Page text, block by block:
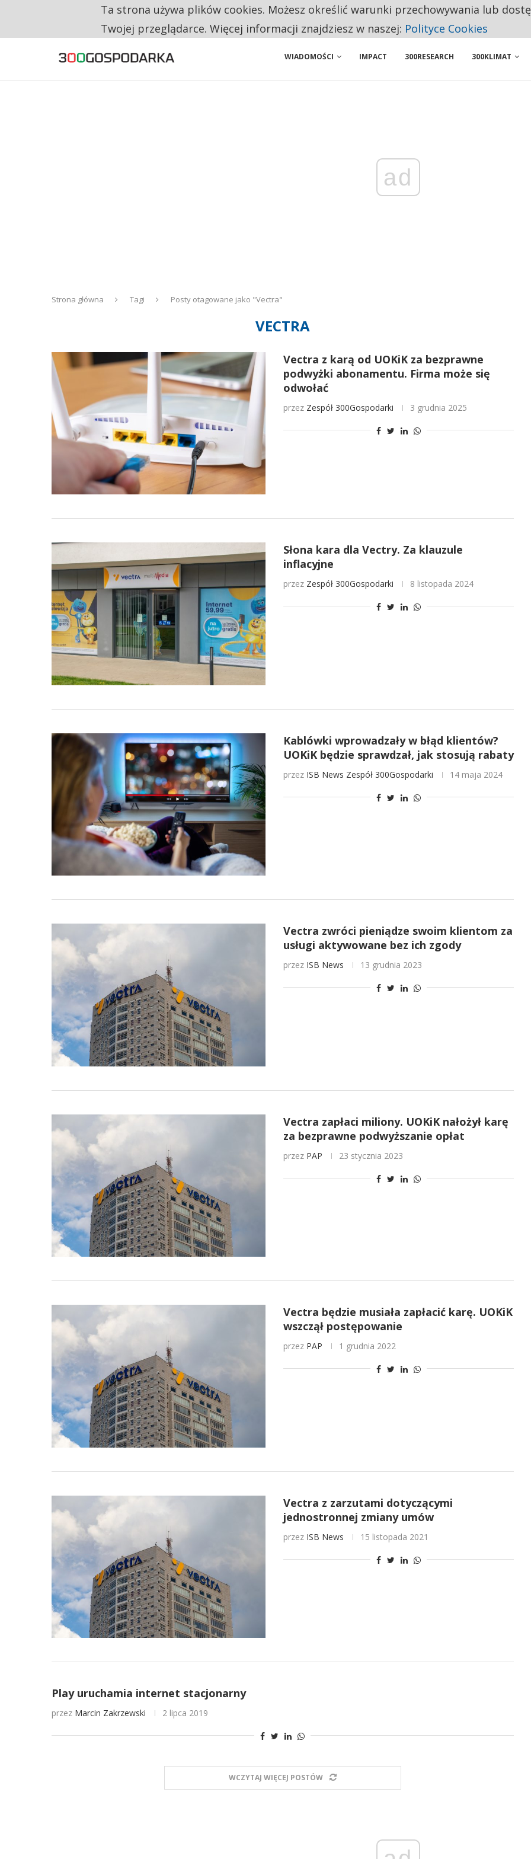
RESTRYKCJE CHIN UDERZAJĄ W EUROPEJSKI PRZEMYSŁ. NA LIŚCIE SĄ DWA PODMIOTY Z POLSKI
WIADOMOŚCI IMPACT 300RESEARCH 300KLIMAT
ad
Strona główna Tagi Posty otagowane jako "Vectra"
VECTRA
Vectra z karą od UOKiK za bezprawne
podwyżki abonamentu. Firma może się
odwołać
przez Zespół 300Gospodarki 3 grudnia 2025
Słona kara dla Vectry. Za klauzule
inflacyjne
przez Zespół 300Gospodarki 8 listopada 2024
Kablówki wprowadzały w błąd klientów?
UOKiK będzie sprawdzał, jak stosują rabaty
przez ISB News Zespół 300Gospodarki 14 maja 2024
Vectra zwróci pieniądze swoim klientom za
usługi aktywowane bez ich zgody
przez ISB News 13 grudnia 2023
Vectra zapłaci miliony. UOKiK nałożył karę
za bezprawne podwyższanie opłat
przez PAP 23 stycznia 2023
Vectra będzie musiała zapłacić karę. UOKiK
wszczął postępowanie
przez PAP 1 grudnia 2022
Vectra z zarzutami dotyczącymi
jednostronnej zmiany umów
przez ISB News 15 listopada 2021
Play uruchamia internet stacjonarny
przez Marcin Zakrzewski 2 lipca 2019
WCZYTAJ WIĘCEJ POSTÓW
Ta strona używa plików cookies. Możesz określić warunki przechowywania lub
Twojej przeglądarce. Więcej informacji znajdziesz w naszej: Polityce Cookies